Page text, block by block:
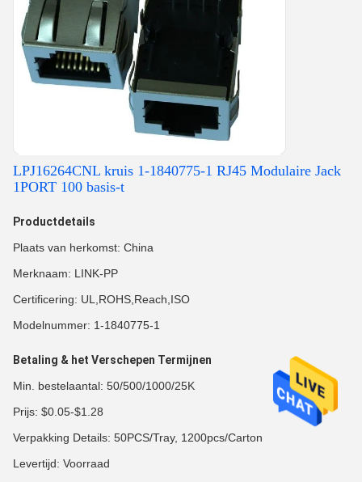
LPJ16264CNL kruis 1-1840775-1 RJ45 Modulaire Jack
1PORT 100 basis-t
Productdetails
Plaats van herkomst: China
Merknaam: LINK-PP
Certificering: UL,ROHS,Reach,ISO
Modelnummer: 1-1840775-1
Betaling & het Verschepen Termijnen
Min. bestelaantal: 50/500/1000/25K
Prijs: $0.05-$1.28
Verpakking Details: 50PCS/Tray, 1200pcs/Carton
Levertijd: Voorraad